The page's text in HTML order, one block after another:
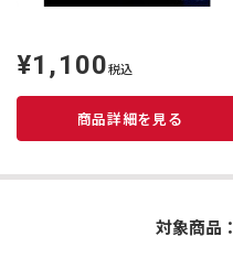
定
価
¥1,100税込
商品詳細を見る
対象商品：